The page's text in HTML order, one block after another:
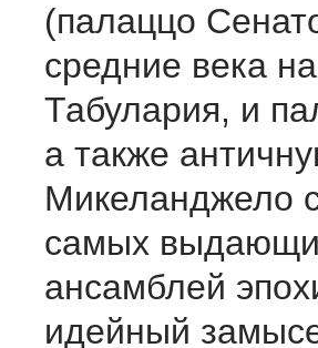
(палаццо
средние века
Табулария, и
а также
Микеланджело
самых
ансамблей
идейный